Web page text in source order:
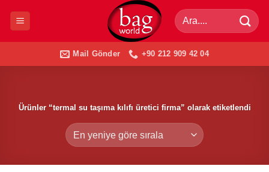
Ara:
Mail Gönder +90 212 909 42 04
Ürünler “termal su taşıma kılıfı üretici firma” olarak etiketlendi